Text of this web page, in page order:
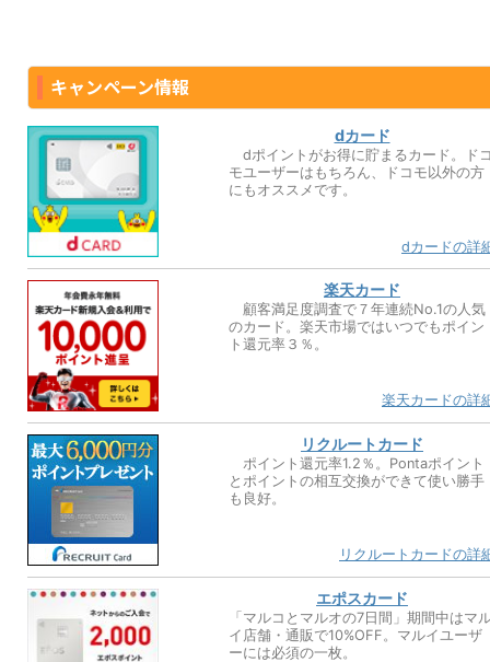
キャンペーン情報
dカード
dポイントがお得に貯まるカード。ド
モユーザーはもちろん、ドコモ以外の方
にもオススメです。
dカードの詳
楽天カード
顧客満足度調査で７年連続No.1の人気
のカード。楽天市場ではいつでもポイン
ト還元率３％。
楽天カードの詳
リクルートカード
ポイント還元率1.2％。Pontaポイント
とポイントの相互交換ができて使い勝手
も良好。
リクルートカードの詳
エポスカード
「マルコとマルオの7日間」期間中はマ
イ店舗・通販で10%OFF。マルイユーザ
ーには必須の一枚。